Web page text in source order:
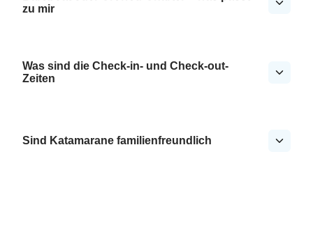
zu mir
Was sind die Check-in- und Check-out-
Zeiten
Sind Katamarane familienfreundlich